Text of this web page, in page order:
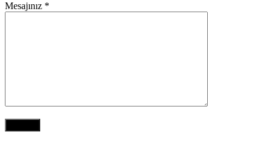
Mesajınız *